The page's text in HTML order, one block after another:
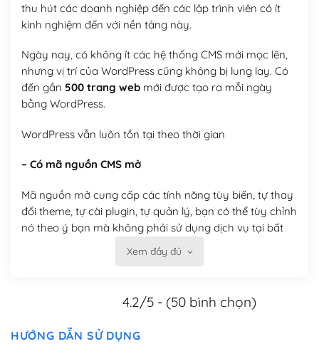
thu hút các doanh nghiệp đến các lập trình viên có ít
kinh nghiệm đến với nền tảng này.
Ngày nay, có không ít các hệ thống CMS mới mọc lên,
nhưng vị trí của WordPress cũng không bị lung lay. Có
đến gần 500 trang webmới được tạo ra mỗi ngày
bằng WordPress.
WordPress vẫn luôn tồn tại theo thời gian
– Có mã nguồn CMS mở
Mã nguồn mở cung cấp các tính năng tùy biến, tự thay
đổi theme, tự cài plugin, tự quản lý, bạn có thể tùy chỉnh
nó theo ý bạn mà không phải sử dụng dịch vụ tại bất
Xem đầy đủ
4.2/5 - (50 bình chọn)
HƯỚNG DẪN SỬ DỤNG